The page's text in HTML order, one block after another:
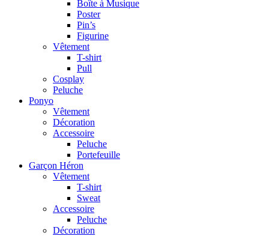
Boîte à Musique
Poster
Pin’s
Figurine
Vêtement
T-shirt
Pull
Cosplay
Peluche
Ponyo
Vêtement
Décoration
Accessoire
Peluche
Portefeuille
Garçon Héron
Vêtement
T-shirt
Sweat
Accessoire
Peluche
Décoration